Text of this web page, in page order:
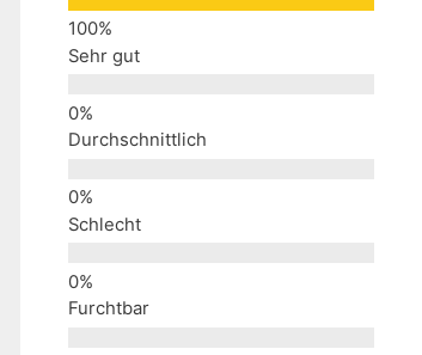
Sehr gut
Durchschnittlich
Schlecht
Furchtbar